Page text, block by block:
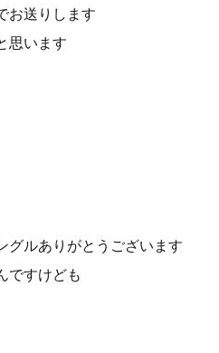
お送りします
思います
グルありがとうございます
ですけども